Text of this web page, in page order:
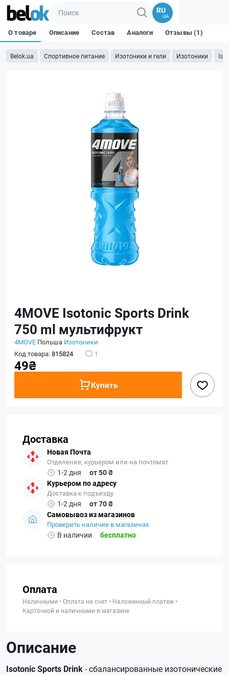
RU
UA
Belok.ua Спортивное питание Изотоники и гели Изотоники
О товаре Описание Состав Аналоги Отзывы (1)
4MOVE Isotonic Sports Drink
750 ml мультифрукт
4MOVE Польша Изотоники
Код товара:815824 1
49₴
Купить
Доставка
Новая Почта
Отделение, курьером или на почтомат
1-2 дня
от 50 ₴
Курьером по адресу
Доставка к подъезду
1-2 дня
от 70 ₴
Самовывоз из магазинов
Проверить наличие в магазинах
В наличии бесплатно
Оплата
Наличными • Оплата на счет • Наложенный платеж •
Карточкой и наличными в магазине
Описание
Isotonic Sports Drink- сбалансированные изотонические